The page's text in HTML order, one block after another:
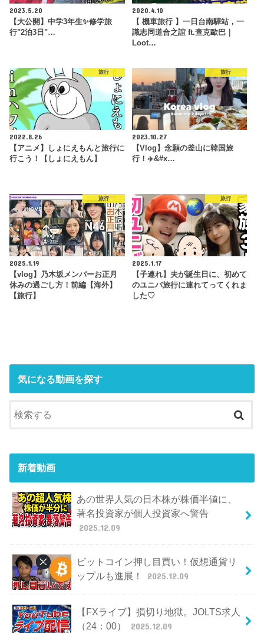
2023.5.20
【大公開】中学3年生✨️修学旅
行"2泊3日"…
2020.4.10
【 機車旅行 】一日台南驛站，一
識志同道合之誼 ft.查克歐巴｜
Loot…
旅行
2022.8.26
【アニメ】しょにえもんと旅行に
行こう！【しょにえもん】
旅行
2023.10.27
【Vlog】念願の釜山に韓国旅
行！✈️&#x…
旅行
2025.1.19
【vlog】乃木坂メンバーお正月
休みの過ごし方！前編【海外】
【旅行】
旅行
2025.1.17
【子連れ】夫が誕生日に、初めて
のユニバ旅行に連れてってくれま
した♡
気になる動画を探す
新着動画
あの世界人気の日本株が株価半値に、
著名投資家が個人投資家へ警告
2025.12.09
ビットコイン押し目買い！仮想通貨リ
ップルも進展！
2025.12.09
【FXライブ】損切り地獄。JOLTS求人
（24：00）
2025.12.09